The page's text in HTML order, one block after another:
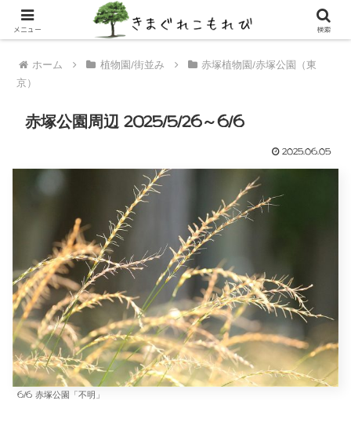
ホーム 植物園/街並み
赤塚植物園/赤塚公園（東
京）
赤塚公園周辺 2025/5/26～6/6
2025.06.05
6/6 赤塚公園「不明」
メニュー 検索